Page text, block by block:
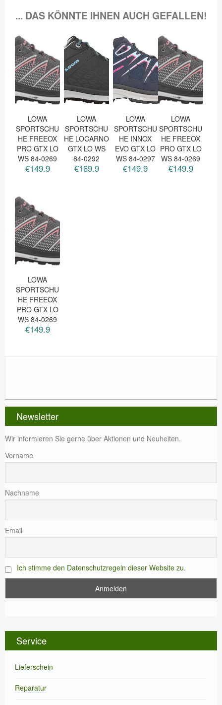
... DAS KÖNNTE IHNEN AUCH GEFALLEN!
LOWA
SPORTSCHU
HE FREEOX
PRO GTX LO
WS 84-0269
€149.9
LOWA
SPORTSCHU
HE LOCARNO
GTX LO WS
84-0292
€169.9
LOWA
SPORTSCHU
HE INNOX
EVO GTX LO
WS 84-0297
€149.9
LOWA
SPORTSCHU
HE FREEOX
PRO GTX LO
WS 84-0269
€149.9
LOWA
SPORTSCHU
HE FREEOX
PRO GTX LO
WS 84-0269
€149.9
Newsletter
Wir informieren Sie gerne über Aktionen und Neuheiten.
Vorname
Nachname
Email
Ich stimme den Datenschutzregeln dieser Website zu.
Service
Lieferschein
Reparatur